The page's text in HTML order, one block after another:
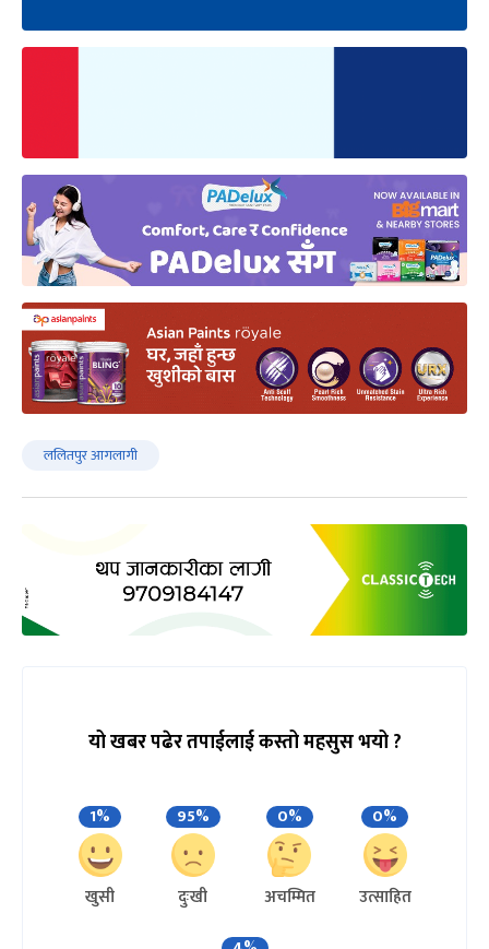
ललितपुर आगलागी
यो खबर पढेर तपाईलाई कस्तो महसुस भयो ?
1%
खुसी
95%
दुःखी
0%
अचम्मित
0%
उत्साहित